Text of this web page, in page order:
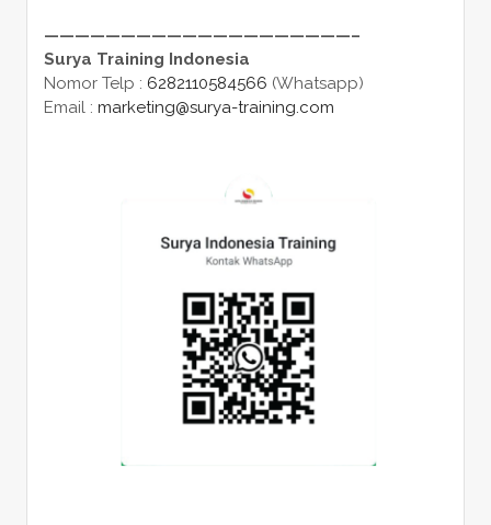
————————————————————–
Surya Training Indonesia
Nomor Telp : 6282110584566 (Whatsapp)
Email : marketing@surya-training.com